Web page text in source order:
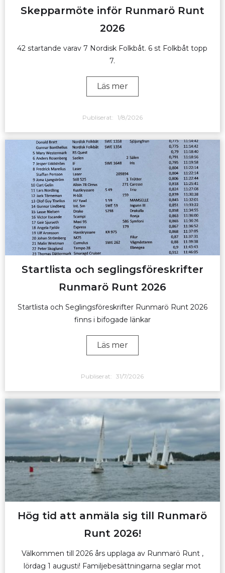
Skepparmöte inför Runmarö Runt
2026
42 startande varav 7 Nordisk Folkbåt. 6 st Folkbåt topp
7.
Läs mer
Publiserat: 1/8/2026
Startlista och seglingsföreskrifter
Runmarö Runt 2026
Startlista och Seglingsföreskrifter Runmarö Runt 2026
finns i bifogade länkar
Läs mer
Publiserat: 31/7/2026
Hög tid att anmäla sig till Runmarö
Runt 2026!
Välkommen till 2026 års upplaga av Runmarö Runt ,
lördag 1 augusti! Familjebesättningarna seglar mot